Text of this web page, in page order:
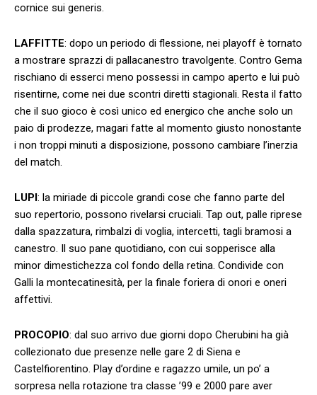
cornice sui generis.
LAFFITTE: dopo un periodo di flessione, nei playoff è tornato
a mostrare sprazzi di pallacanestro travolgente. Contro Gema
rischiano di esserci meno possessi in campo aperto e lui può
risentirne, come nei due scontri diretti stagionali. Resta il fatto
che il suo gioco è così unico ed energico che anche solo un
paio di prodezze, magari fatte al momento giusto nonostante
i non troppi minuti a disposizione, possono cambiare l’inerzia
del match.
LUPI: la miriade di piccole grandi cose che fanno parte del
suo repertorio, possono rivelarsi cruciali. Tap out, palle riprese
dalla spazzatura, rimbalzi di voglia, intercetti, tagli bramosi a
canestro. Il suo pane quotidiano, con cui sopperisce alla
minor dimestichezza col fondo della retina. Condivide con
Galli la montecatinesità, per la finale foriera di onori e oneri
affettivi.
PROCOPIO: dal suo arrivo due giorni dopo Cherubini ha già
collezionato due presenze nelle gare 2 di Siena e
Castelfiorentino. Play d’ordine e ragazzo umile, un po’ a
sorpresa nella rotazione tra classe ’99 e 2000 pare aver